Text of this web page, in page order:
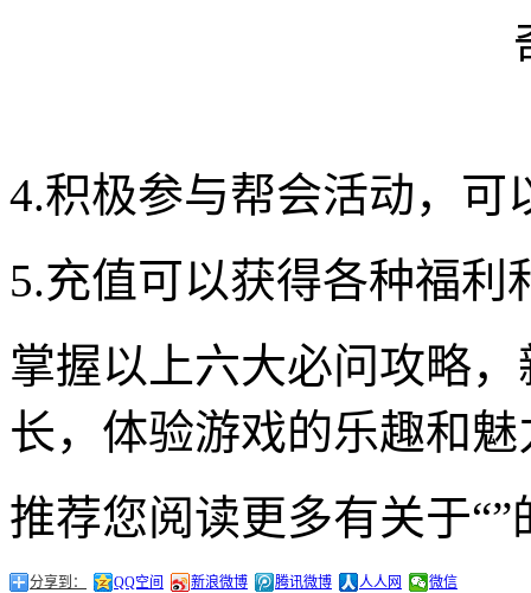
4.积极参与帮会活动，可
5.充值可以获得各种福利
掌握以上六大必问攻略
长，体验游戏的乐趣和魅
推荐您阅读更多有关于“”
分享到： QQ空间 新浪微博 腾讯微博 人人网 微信